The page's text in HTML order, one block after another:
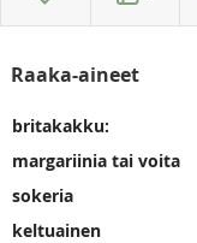
Raaka-aineet
britakakku:
margariinia tai voita
sokeria
keltuainen